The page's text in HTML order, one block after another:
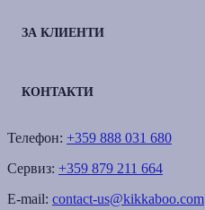
ЗА КЛИЕНТИ
КОНТАКТИ
Телефон: +359 888 031 680
Сервиз: +359 879 211 664
E-mail: contact-us@kikkaboo.com